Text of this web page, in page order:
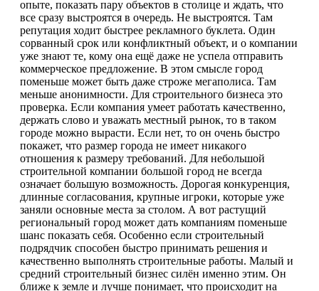
опыте, показать пару объектов в столице и ждать, что
все сразу выстроятся в очередь. Не выстроятся. Там
репутация ходит быстрее рекламного буклета. Один
сорванный срок или конфликтный объект, и о компании
уже знают те, кому она ещё даже не успела отправить
коммерческое предложение. В этом смысле город
поменьше может быть даже строже мегаполиса. Там
меньше анонимности. Для строительного бизнеса это
проверка. Если компания умеет работать качественно,
держать слово и уважать местный рынок, то в таком
городе можно вырасти. Если нет, то он очень быстро
покажет, что размер города не имеет никакого
отношения к размеру требований. Для небольшой
строительной компании большой город не всегда
означает большую возможность. Дорогая конкуренция,
длинные согласования, крупные игроки, которые уже
заняли основные места за столом. А вот растущий
региональный город может дать компаниям поменьше
шанс показать себя. Особенно если строительный
подрядчик способен быстро принимать решения и
качественно выполнять строительные работы. Малый и
средний строительный бизнес силён именно этим. Он
ближе к земле и лучше понимает, что происходит на